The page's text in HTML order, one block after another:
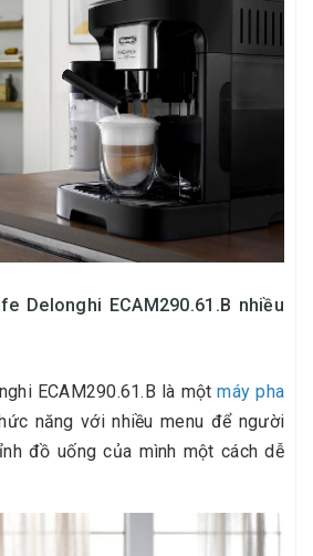
Delonghi ECAM290.61.B nhiều
ECAM290.61.B là mộtmáy pha
năng với nhiều menu để người
đồ uống của mình một cách dễ